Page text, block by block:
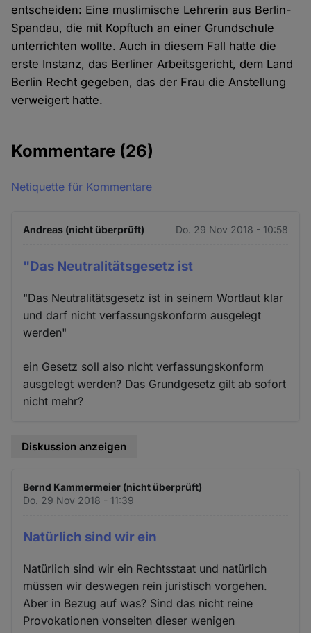
entscheiden: Eine muslimische Lehrerin aus Berlin-
Spandau, die mit Kopftuch an einer Grundschule
unterrichten wollte. Auch in diesem Fall hatte die
erste Instanz, das Berliner Arbeitsgericht, dem Land
Berlin Recht gegeben, das der Frau die Anstellung
verweigert hatte.
Kommentare (26)
Netiquette für Kommentare
Andreas (nicht überprüft) Do. 29 Nov 2018 - 10:58
"Das Neutralitätsgesetz ist
"Das Neutralitätsgesetz ist in seinem Wortlaut klar
und darf nicht verfassungskonform ausgelegt
werden"
ein Gesetz soll also nicht verfassungskonform
ausgelegt werden? Das Grundgesetz gilt ab sofort
nicht mehr?
Diskussion anzeigen
Bernd Kammermeier (nicht überprüft)
Do. 29 Nov 2018 - 11:39
Natürlich sind wir ein
Natürlich sind wir ein Rechtsstaat und natürlich
müssen wir deswegen rein juristisch vorgehen.
Aber in Bezug auf was? Sind das nicht reine
Provokationen vonseiten dieser wenigen